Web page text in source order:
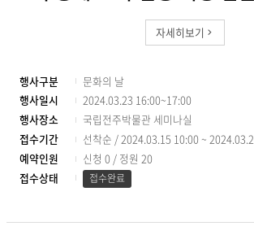
자세히보기
행사구분
문화의 날
행사일시
2024.03.23 16:00~17:00
행사장소
국립전주박물관 세미나실
접수기간
선착순 / 2024.03.15 10:00 ~
예약인원
신청 0 / 정원 20
접수상태
접수완료